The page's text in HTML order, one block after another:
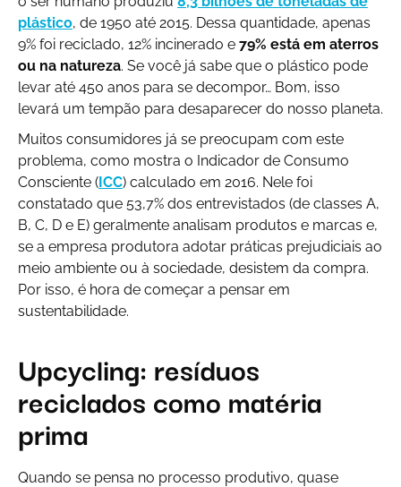
plástico, de 1950 até 2015. Dessa quantidade, apenas
9% foi reciclado, 12% incinerado e 79% está em aterros
ou na natureza. Se você já sabe que o plástico pode
levar até 450 anos para se decompor… Bom, isso
levará um tempão para desaparecer do nosso planeta.
Muitos consumidores já se preocupam com este
problema, como mostra o Indicador de Consumo
Consciente (ICC) calculado em 2016. Nele foi
constatado que 53,7% dos entrevistados (de classes A,
B, C, D e E) geralmente analisam produtos e marcas e,
se a empresa produtora adotar práticas prejudiciais ao
meio ambiente ou à sociedade, desistem da compra.
Por isso, é hora de começar a pensar em
sustentabilidade.
Upcycling: resíduos
reciclados como matéria
prima
Quando se pensa no processo produtivo, quase